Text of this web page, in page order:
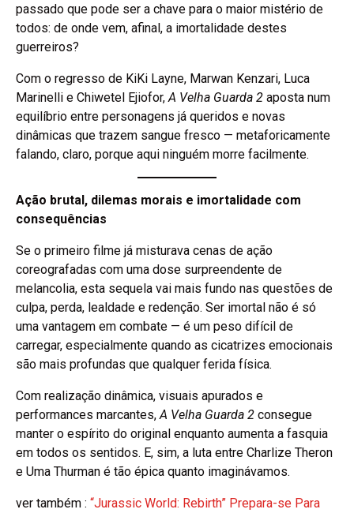
passado que pode ser a chave para o maior mistério de
todos: de onde vem, afinal, a imortalidade destes
guerreiros?
Com o regresso de KiKi Layne, Marwan Kenzari, Luca
Marinelli e Chiwetel Ejiofor,A Velha Guarda 2 aposta num
equilíbrio entre personagens já queridos e novas
dinâmicas que trazem sangue fresco — metaforicamente
falando, claro, porque aqui ninguém morre facilmente.
Ação brutal, dilemas morais e imortalidade com
consequências
Se o primeiro filme já misturava cenas de ação
coreografadas com uma dose surpreendente de
melancolia, esta sequela vai mais fundo nas questões de
culpa, perda, lealdade e redenção. Ser imortal não é só
uma vantagem em combate — é um peso difícil de
carregar, especialmente quando as cicatrizes emocionais
são mais profundas que qualquer ferida física.
Com realização dinâmica, visuais apurados e
performances marcantes,A Velha Guarda 2 consegue
manter o espírito do original enquanto aumenta a fasquia
em todos os sentidos. E, sim, a luta entre Charlize Theron
e Uma Thurman é tão épica quanto imaginávamos.
ver também : “Jurassic World: Rebirth” Prepara-se Para